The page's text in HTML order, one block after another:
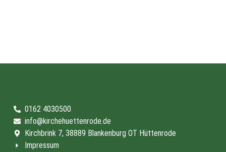
0162 4030500
info@kirchehuettenrode.de
Kirchbrink 7, 38889 Blankenburg OT Hüttenrode
Impressum